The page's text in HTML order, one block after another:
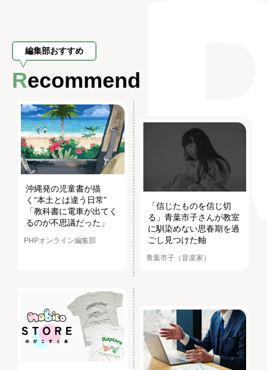
編集部おすすめ
Recommend
沖縄発の児童書が描
く“本土とは違う日常”
「教科書に電車が出てく
るのが不思議だった」
PHPオンライン編集部
「信じたものを信じ切
る」青葉市子さんが教室
に馴染めない思春期を過
ごし見つけた軸
青葉市子（音楽家）